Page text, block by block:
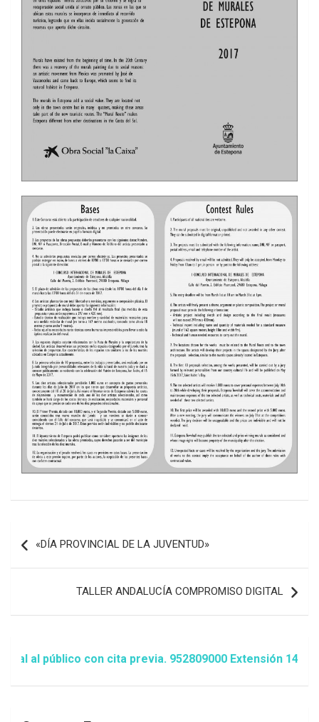
de
«DÍA PROVINCIAL DE LA JUVENTUD»
TALLER ANDALUCÍA COMPROMISO DIGITAL
con cita previa. 952809000 Extensión 1481/1486 ó